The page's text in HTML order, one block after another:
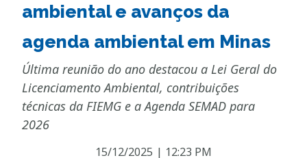
ambiental e avanços da
agenda ambiental em Minas
Última reunião do ano destacou a Lei Geral do
Licenciamento Ambiental, contribuições
técnicas da FIEMG e a Agenda SEMAD para
2026
15/12/2025 | 12:23 PM